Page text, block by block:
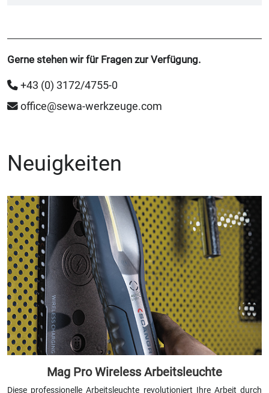
Gerne stehen wir für Fragen zur Verfügung.
+43 (0) 3172/4755-0
office@sewa-werkzeuge.com
Neuigkeiten
Mag Pro Wireless Arbeitsleuchte
Diese professionelle Arbeitsleuchte revolutioniert Ihre Arbeit durch